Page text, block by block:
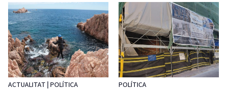
ACTUALITAT | POLÍTICA POLÍTICA